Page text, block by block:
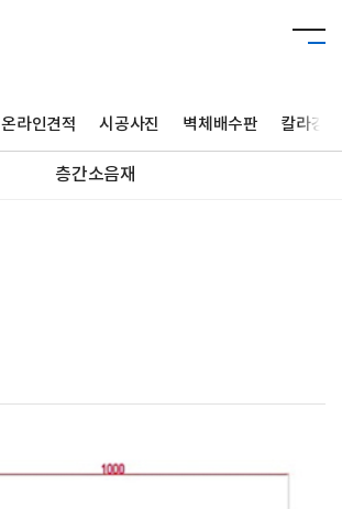
온라인견적 시공사진 벽체배수판 칼라강판
층간소음재